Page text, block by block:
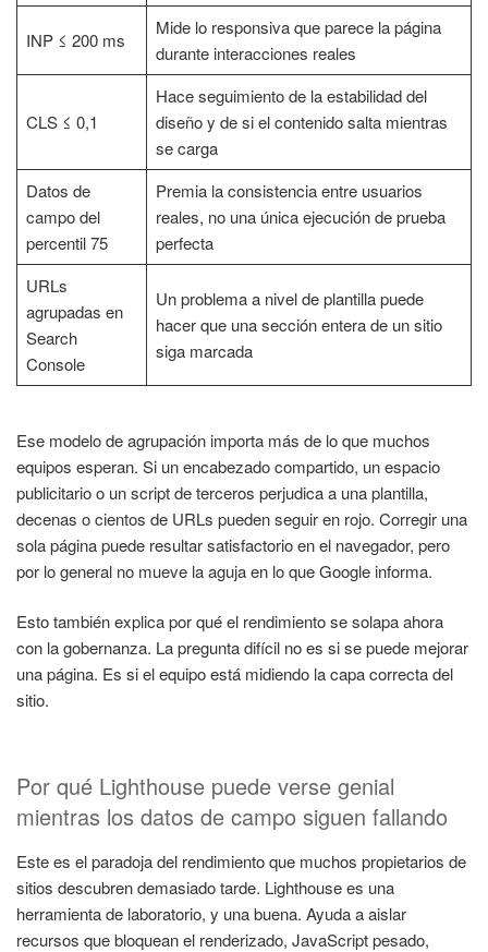
INP ≤ 200 ms
Mide lo responsiva que parece la página
durante interacciones reales
CLS ≤ 0,1
Hace seguimiento de la estabilidad del
diseño y de si el contenido salta mientras
se carga
Datos de
campo del
percentil 75
Premia la consistencia entre usuarios
reales, no una única ejecución de prueba
perfecta
URLs
agrupadas en
Search
Console
Un problema a nivel de plantilla puede
hacer que una sección entera de un sitio
siga marcada
Ese modelo de agrupación importa más de lo que muchos
equipos esperan. Si un encabezado compartido, un espacio
publicitario o un script de terceros perjudica a una plantilla,
decenas o cientos de URLs pueden seguir en rojo. Corregir una
sola página puede resultar satisfactorio en el navegador, pero
por lo general no mueve la aguja en lo que Google informa.
Esto también explica por qué el rendimiento se solapa ahora
con la gobernanza. La pregunta difícil no es si se puede mejorar
una página. Es si el equipo está midiendo la capa correcta del
sitio.
Por qué Lighthouse puede verse genial
mientras los datos de campo siguen fallando
Este es el paradoja del rendimiento que muchos propietarios de
sitios descubren demasiado tarde. Lighthouse es una
herramienta de laboratorio, y una buena. Ayuda a aislar
recursos que bloquean el renderizado, JavaScript pesado,